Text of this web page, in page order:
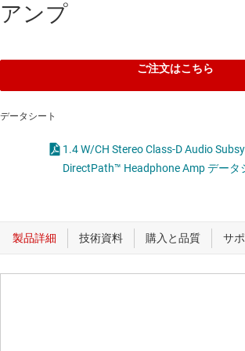
アンプ
ご注文はこちら
データシート
1.4 W/CH Stereo Class-D Audio
DirectPath™ Headphone Amp データ